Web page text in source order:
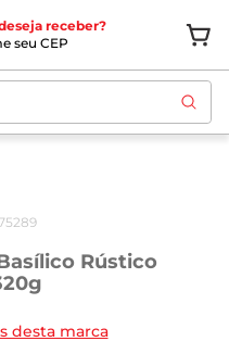
receber?
seu CEP
Rústico
desta marca